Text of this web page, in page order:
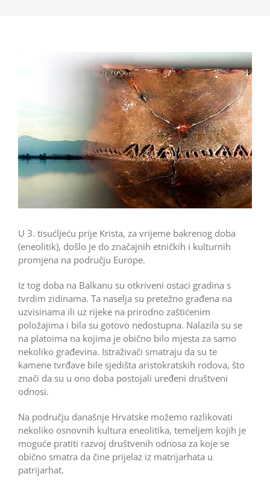
U 3. tisućljeću prije Krista, za vrijeme bakrenog doba
(eneolitik), došlo je do značajnih etničkih i kulturnih
promjena na području Europe.
Iz tog doba na Balkanu su otkriveni ostaci gradina s
tvrdim zidinama. Ta naselja su pretežno građena na
uzvisinama ili uz rijeke na prirodno zaštićenim
položajima i bila su gotovo nedostupna. Nalazila su se
na platoima na kojima je obično bilo mjesta za samo
nekoliko građevina. Istraživači smatraju da su te
kamene tvrđave bile sjedišta aristokratskih rodova, što
znači da su u ono doba postojali uređeni društveni
odnosi.
Na području današnje Hrvatske možemo razlikovati
nekoliko osnovnih kultura eneolitika, temeljem kojih je
moguće pratiti razvoj društvenih odnosa za koje se
obično smatra da čine prijelaz iz matrijarhata u
patrijarhat.